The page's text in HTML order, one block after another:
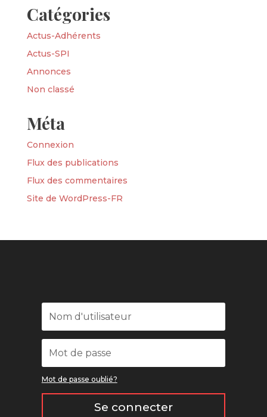
Catégories
Actus-Adhérents
Actus-SPI
Annonces
Non classé
Méta
Connexion
Flux des publications
Flux des commentaires
Site de WordPress-FR
Mot de passe oublié?
Se connecter